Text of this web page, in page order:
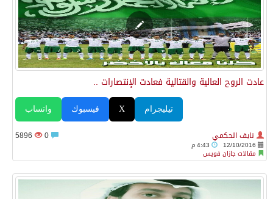
عادت الروح العالية والقتالية فعادت الإنتصارات ..
واتساب فيسبوك X تيليجرام
نايف الحكمي
12/10/2016
مقالات جازان فويس
5896